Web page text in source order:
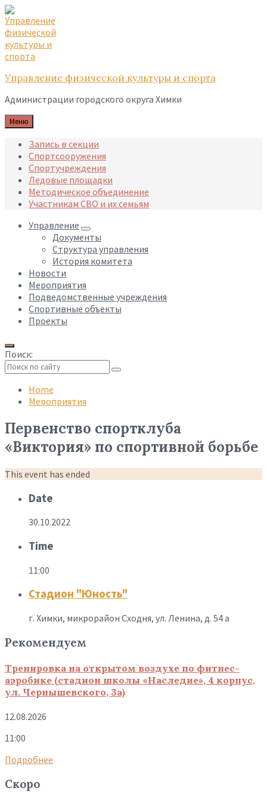
Skip
to
content
Skip
to
main
navigation
Skip
to
footer
Управление физической культуры и спорта
Администрации городского округа Химки
Меню
Запись в секции
Спортсооружения
Спортучреждения
Ледовые площадки
Методическое объединение
Участникам СВО и их семьям
Управление
Документы
Структура управления
История комитета
Новости
Мероприятия
Подведомственные учреждения
Спортивные объекты
Проекты
Поиск:
search
Home
Мероприятия
Первенство спортклуба
«Виктория» по спортивной борьбе
This event has ended
Date
30.10.2022
Time
11:00
Стадион "Юность"
г. Химки, микрорайон Сходня, ул. Ленина, д. 54 а
Рекомендуем
Тренировка на открытом воздухе по фитнес-
аэробике (стадион школы «Наследие», 4 корпус,
ул. Чернышевского, 3а)
12.08.2026
11:00
Подробнее
Скоро